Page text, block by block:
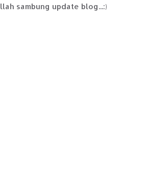
sambung update blog...:)